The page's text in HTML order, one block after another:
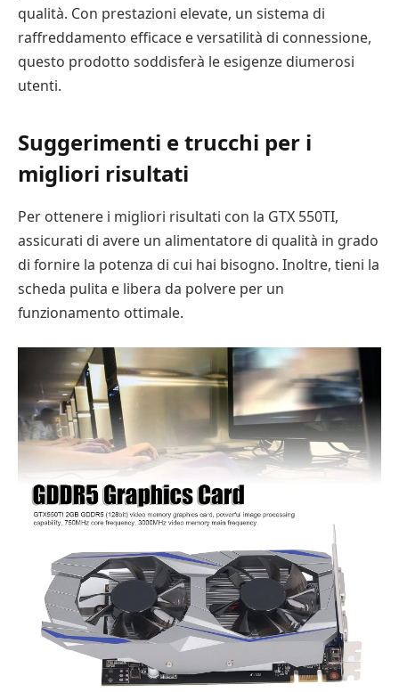
qualità. Con prestazioni elevate, un sistema di
raffreddamento efficace e versatilità di connessione,
questo prodotto soddisferà le esigenze diumerosi
utenti.
Suggerimenti e trucchi per i
migliori risultati
Per ottenere i migliori risultati con la GTX 550TI,
assicurati di avere un alimentatore di qualità in grado
di fornire la potenza di cui hai bisogno. Inoltre, tieni la
scheda pulita e libera da polvere per un
funzionamento ottimale.